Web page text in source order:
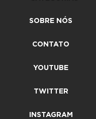
SOBRE NÓS
CONTATO
YOUTUBE
TWITTER
INSTAGRAM